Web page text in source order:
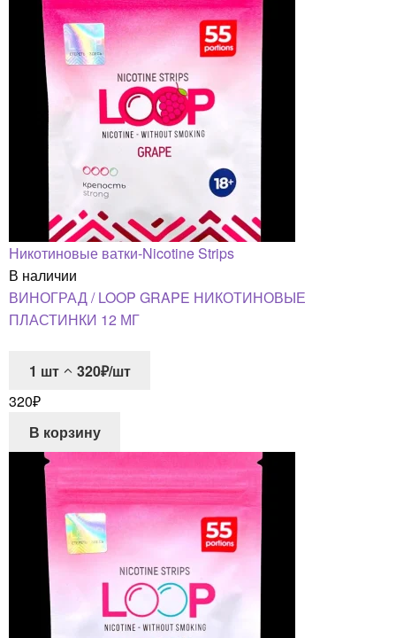
Никотиновые ватки-Nicotine Strips
В наличии
ВИНОГРАД / LOOP GRAPE НИКОТИНОВЫЕ
ПЛАСТИНКИ 12 МГ
1 шт
320₽/шт
320₽
В корзину